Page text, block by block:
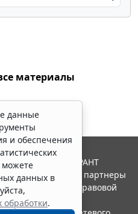
материалы
данные
и обеспечения
можете
данных в
обработки.
Система ГАРАНТ
"Гарант" и ее партнеры
ассоциации правовой